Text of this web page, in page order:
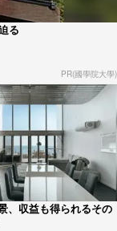
る
PR(國學院大學)
、収益も得られるその